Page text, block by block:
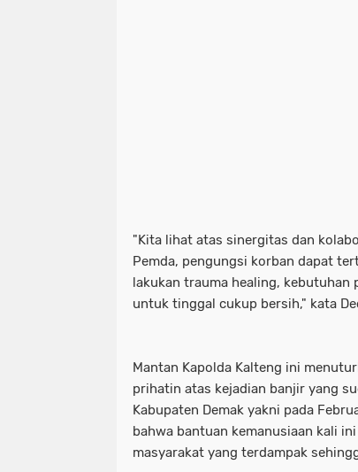
"Kita lihat atas sinergitas dan
Pemda, pengungsi korban dapat
lakukan trauma healing,
untuk tinggal cukup bersih," kata
Mantan Kapolda Kalteng ini
prihatin atas kejadian banjir yang
Kabupaten Demak yakni pada
bahwa bantuan kemanusiaan kali
masyarakat yang terdampak